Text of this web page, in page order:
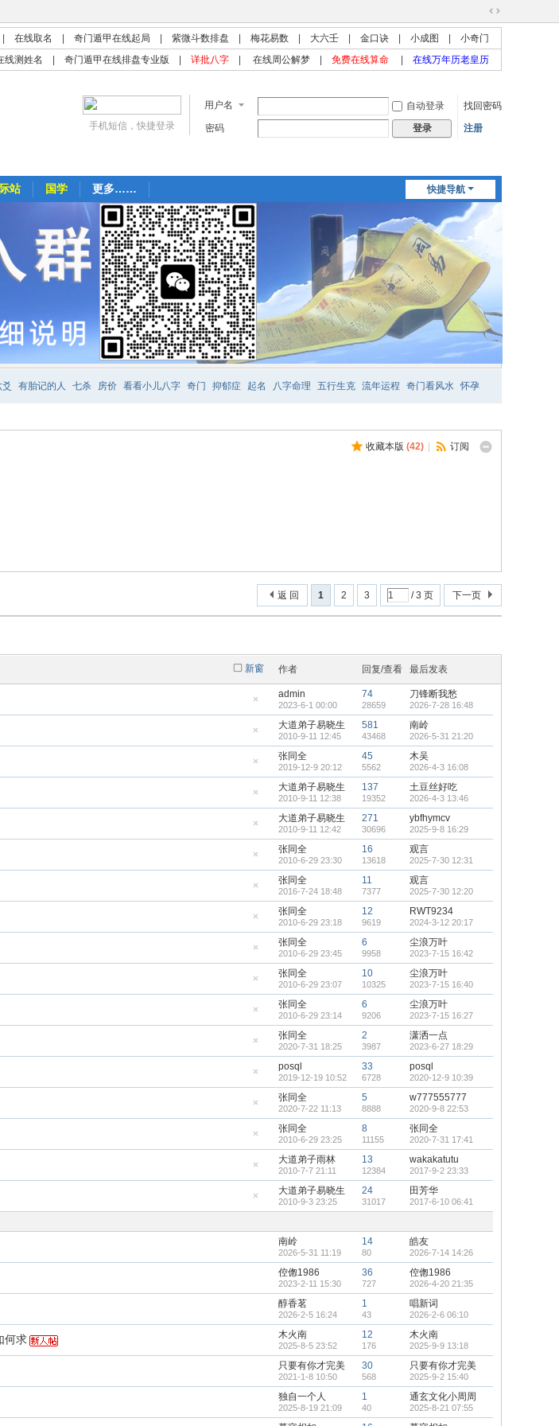
切
换
到
宽
在线取名 奇门遁甲在线起局 紫微斗数排盘 梅花易数 大六壬 金口诀 小成图
小奇门
线测姓名 奇门遁甲在线排盘专业版 详批八字 在线周公解梦 免费在线算命 在线万年历老皇历
用户名 自动登录
找回密码
密码
登录 注册
手机短信，快捷登录
快捷导航
站 国学 更多……
有胎记的人 七杀 房价 看看小儿八字 奇门 抑郁症 起名 八字命理 五行生克 流年运程 奇门看风水 怀孕
收藏本版 (42) 订阅
1 2 3 / 3 页 下一页
返 回
新窗 作者 回复/查看 最后发表
藏
置
帖
admin
2023-6-1 00:00
74
28659
刀锋断我愁
2026-7-28 16:48
藏
置
帖
大道弟子易晓生
2010-9-11 12:45
581
43468
南岭
2026-5-31 21:20
藏
置
帖
张同全
2019-12-9 20:12
45
5562
木吴
2026-4-3 16:08
藏
置
帖
大道弟子易晓生
2010-9-11 12:38
137
19352
土豆丝好吃
2026-4-3 13:46
藏
置
帖
大道弟子易晓生
2010-9-11 12:42
271
30696
ybfhymcv
2025-9-8 16:29
藏
置
帖
张同全
2010-6-29 23:30
16
13618
观言
2025-7-30 12:31
藏
置
帖
张同全
2016-7-24 18:48
11
7377
观言
2025-7-30 12:20
藏
置
帖
张同全
2010-6-29 23:18
12
9619
RWT9234
2024-3-12 20:17
藏
置
帖
张同全
2010-6-29 23:45
6
9958
尘浪万叶
2023-7-15 16:42
藏
置
帖
张同全
2010-6-29 23:07
10
10325
尘浪万叶
2023-7-15 16:40
藏
置
帖
张同全
2010-6-29 23:14
6
9206
尘浪万叶
2023-7-15 16:27
藏
置
帖
张同全
2020-7-31 18:25
2
3987
潇洒一点
2023-6-27 18:29
藏
置
帖
posql
2019-12-19 10:52
33
6728
posql
2020-12-9 10:39
藏
置
帖
张同全
2020-7-22 11:13
5
8888
w777555777
2020-9-8 22:53
藏
置
帖
张同全
2010-6-29 23:25
8
11155
张同全
2020-7-31 17:41
藏
置
帖
大道弟子雨林
2010-7-7 21:11
13
12384
wakakatutu
2017-9-2 23:33
藏
顶
大道弟子易晓生
2010-9-3 23:25
24
31017
田芳华
2017-6-10 06:41
南岭
2026-5-31 11:19
14
80
皓友
2026-7-14 14:26
倥偬1986
2023-2-11 15:30
36
727
倥偬1986
2026-4-20 21:35
醇香茗
2026-2-5 16:24
1
43
唱新词
2026-2-6 06:10
何求 木火南
2025-8-5 23:52
12
176
木火南
2025-9-9 13:18
只要有你才完美
2021-1-8 10:50
30
568
只要有你才完美
2025-9-2 15:40
独自一个人
2025-8-19 21:09
1
40
通玄文化小周周
2025-8-21 07:55